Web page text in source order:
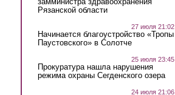
Рязанской области
27 июля 21:02
Начинается благоустройство «Тропы
Паустовского» в Солотче
25 июля 23:45
Прокуратура нашла нарушения
режима охраны Сегденского озера
24 июля 21:06